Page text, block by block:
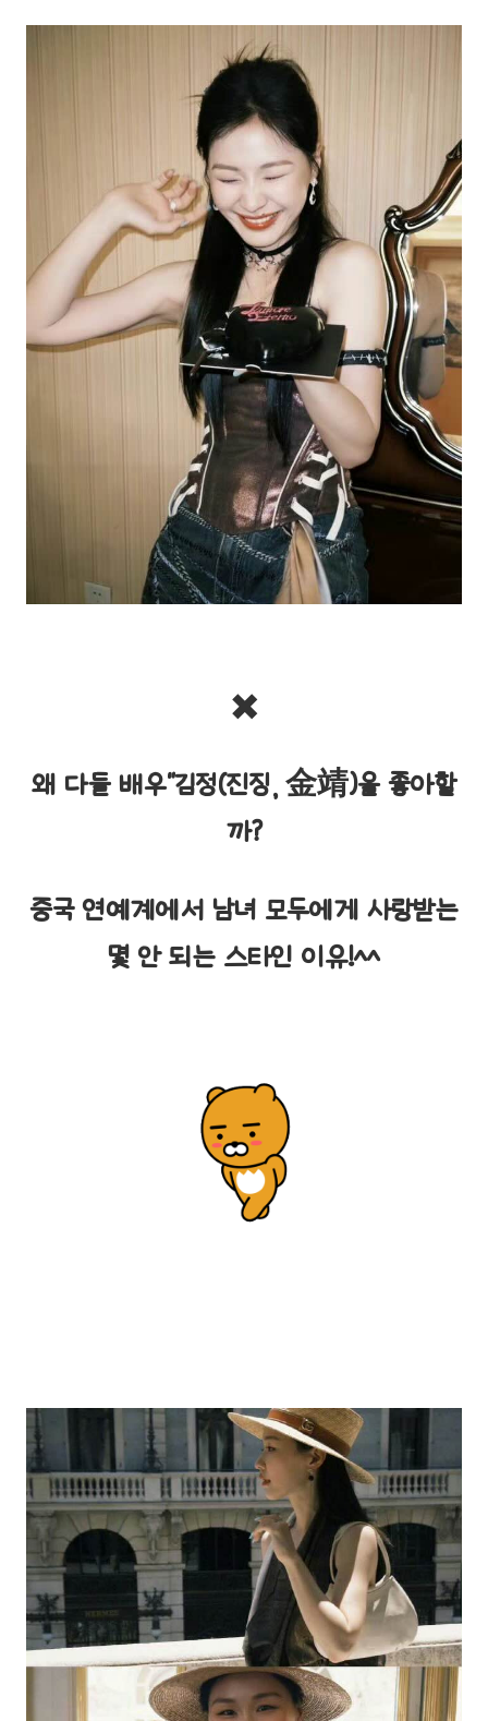
✖️
왜 다들 배우"김정(진징, 金靖)을 좋아할
까?
중국 연예계에서 남녀 모두에게 사랑받는
몇 안 되는 스타인 이유!^^